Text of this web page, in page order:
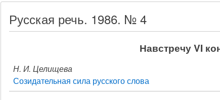
here:
Русская речь. 1986. № 4
Навстречу VI
Н. И. Целищева
Созидательная сила русского слова